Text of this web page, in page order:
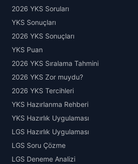
2026 YKS Soruları
YKS Sonuçları
2026 YKS Sonuçları
YKS Puan
2026 YKS Sıralama Tahmini
2026 YKS Zor muydu?
2026 YKS Tercihleri
YKS Hazırlanma Rehberi
YKS Hazırlık Uygulaması
LGS Hazırlık Uygulaması
LGS Soru Çözme
LGS Deneme Analizi